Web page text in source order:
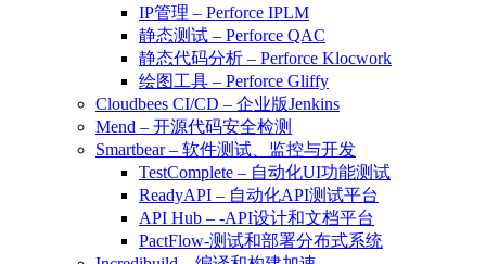
IP管理 – Perforce IPLM
静态测试 – Perforce QAC
静态代码分析 – Perforce Klocwork
绘图工具 – Perforce Gliffy
Cloudbees CI/CD – 企业版Jenkins
Mend – 开源代码安全检测
Smartbear – 软件测试、监控与开发
TestComplete – 自动化UI功能测试
ReadyAPI – 自动化API测试平台
API Hub – -API设计和文档平台
PactFlow-测试和部署分布式系统